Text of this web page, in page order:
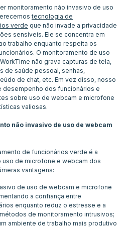
monitoramento não invasivo de uso
tecnologia de
verde que não invade a privacidade
sensíveis. Ele se concentra em
trabalho enquanto respeita os
O monitoramento de uso
não grava capturas de tela,
de saúde pessoal, senhas,
de chat, etc. Em vez disso, nosso
desempenho dos funcionários e
sobre uso de webcam e microfone
valiosas.
não invasivo de uso de webcam
de funcionários verde é a
uso de microfone e webcam dos
de uso de webcam e microfone
a confiança entre
enquanto reduz o estresse e a
de monitoramento intrusivos;
ambiente de trabalho mais produtivo